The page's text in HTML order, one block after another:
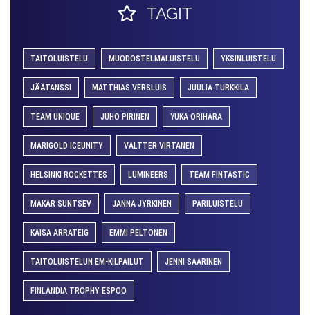
TAGIT
TAITOLUISTELU MUODOSTELMALUISTELU YKSINLUISTELU
JÄÄTANSSI MATTHIAS VERSLUIS JUULIA TURKKILA
TEAM UNIQUE JUHO PIRINEN YUKA ORIHARA
MARIGOLD ICEUNITY VALTTER VIRTANEN
HELSINKI ROCKETTES LUMINEERS TEAM FINTASTIC
MAKAR SUNTSEV JANNA JYRKINEN PARILUISTELU
KAISA ARRATEIG EMMI PELTONEN
TAITOLUISTELUN EM-KILPAILUT JENNI SAARINEN
FINLANDIA TROPHY ESPOO